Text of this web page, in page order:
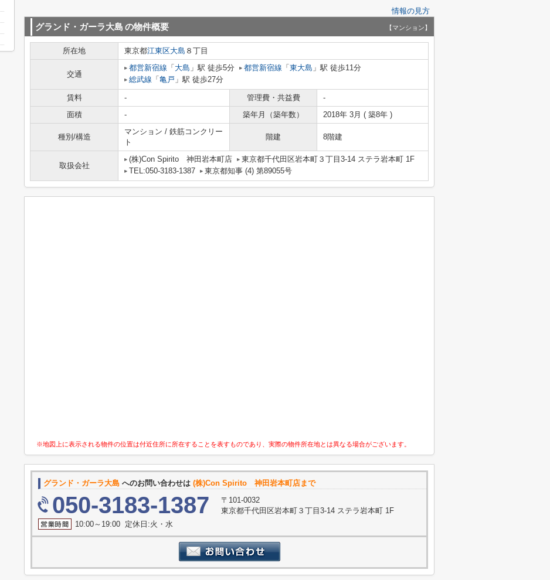
情報の見方
グランド・ガーラ大島 の物件概要 【マンション】
所在地 東京都江東区大島 ８丁目
交通
都営新宿線 「 大島 」駅 徒歩5分 都営新宿線 「 東大島 」駅 徒歩11分
総武線 「 亀戸 」駅 徒歩27分
賃料 - 管理費・共益費
-
面積
- 築年月（築年数） 2018年 3月 ( 築8年 )
種別/構造
マンション / 鉄筋コンクリー
ト
階建 8階建
取扱会社
(株)Con Spirito 神田岩本町店
東京都千代田区岩本町３丁目3-14 ステラ岩本町 1F
TEL:050-3183-1387
東京都知事 (4) 第89055号
※地図上に表示される物件の位置は付近住所に所在することを表すものであり、実際の物件所在地とは異なる場合がございます。
グランド・ガーラ大島 へのお問い合わせは (株)Con Spirito 神田岩本町店まで
050-3183-1387
〒101-0032
東京都千代田区岩本町３丁目3-14 ステラ岩本町 1F
10:00～19:00 定休日:火・水